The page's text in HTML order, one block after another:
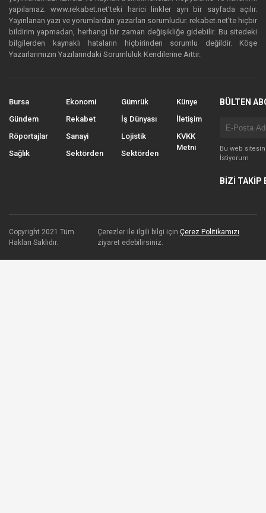
yapılamaz. www.rekabet.net’teki harici linkler ayrı bir sayfada açılır.
Yayınlanan yazı ve yorumlardan yazarları sorumludur. rekabet.net’te hiçbir
bildirim yapmadan, herhangi bir zaman değişikliğe gidebilir. Bu sitedeki
bilgilerden kaynaklı hataların hiçbirinden sorumlu değildir. Köşe
Yazarlarımızın Yazılarındaki Sorumluluk Kendilerine Aittir.
Bursa
Gündem
Röportajlar
Sağlık
Ekonomi
Rekabet
Sanayi
Sektörden
Gümrük
İş Dünyası
Lojistik
Sektörden
Künye
İletişim
KVKK
Metni
BÜLTEN
Bu web
İstiyorum
BİZİ TAKİP
Copyright 2021 Tüm
Hakları Saklıdır.
Çerezler ile ilgili bilgi içinÇerez Politikamızı
ziyaret edebilirsiniz.